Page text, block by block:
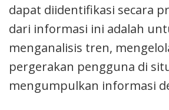
dapat diidentifikasi secara
dari informasi ini adalah
menganalisis tren,
pergerakan pengguna di
mengumpulkan informasi